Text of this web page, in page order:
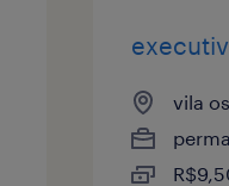
vila